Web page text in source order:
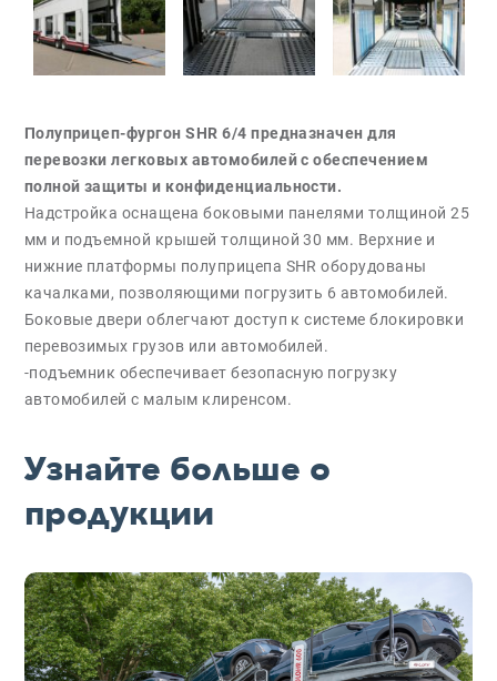
Полуприцеп-фургон SHR 6/4 предназначен для
перевозки легковых автомобилей с обеспечением
полной защиты и конфиденциальности.
Надстройка оснащена боковыми панелями толщиной 25
мм и подъемной крышей толщиной 30 мм. Верхние и
нижние платформы полуприцепа SHR оборудованы
качалками, позволяющими погрузить 6 автомобилей.
Боковые двери облегчают доступ к системе блокировки
перевозимых грузов или автомобилей.
-подъемник обеспечивает безопасную погрузку
автомобилей с малым клиренсом.
Узнайте больше о
продукции